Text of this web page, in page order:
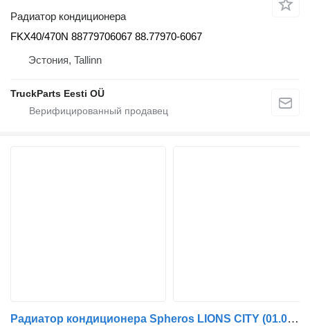
Радиатор кондиционера
FKX40/470N 88779706067 88.77970-6067
Эстония, Tallinn
TruckParts Eesti OÜ
Радиатор кондиционера Spheros LIONS CITY (01.04-) FKX40/470N для автобуса MAN